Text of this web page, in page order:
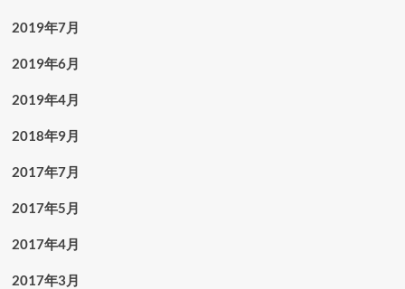
2019年7月
2019年6月
2019年4月
2018年9月
2017年7月
2017年5月
2017年4月
2017年3月